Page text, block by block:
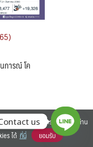
การณ์ โค
RESERVED.
ะเพิ่มประสิทธิภาพการใช้งานของท่าน
ได้ ที่นี่ ยอมรับ
us